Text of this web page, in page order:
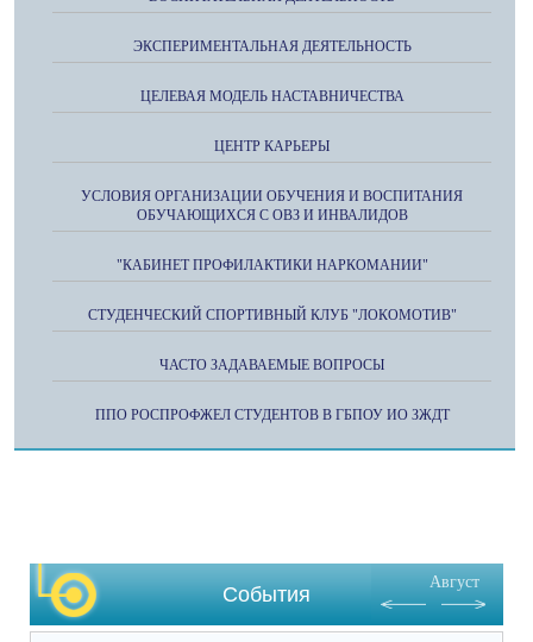
ЭКСПЕРИМЕНТАЛЬНАЯ ДЕЯТЕЛЬНОСТЬ
ЦЕЛЕВАЯ МОДЕЛЬ НАСТАВНИЧЕСТВА
ЦЕНТР КАРЬЕРЫ
УСЛОВИЯ ОРГАНИЗАЦИИ ОБУЧЕНИЯ И ВОСПИТАНИЯ
ОБУЧАЮЩИХСЯ С ОВЗ И ИНВАЛИДОВ
"КАБИНЕТ ПРОФИЛАКТИКИ НАРКОМАНИИ"
СТУДЕНЧЕСКИЙ СПОРТИВНЫЙ КЛУБ "ЛОКОМОТИВ"
ЧАСТО ЗАДАВАЕМЫЕ ВОПРОСЫ
ППО РОСПРОФЖЕЛ СТУДЕНТОВ В ГБПОУ ИО ЗЖДТ
События
Август